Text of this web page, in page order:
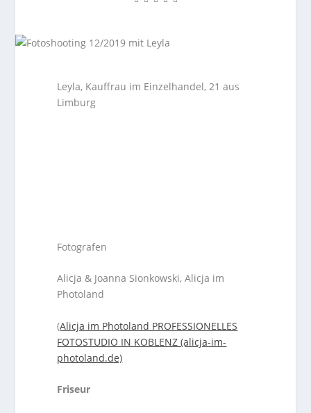
Leyla, Kauffrau im Einzelhandel, 21 aus
Limburg
Fotografen
Alicja & Joanna Sionkowski, Alicja im
Photoland
(Alicja im Photoland PROFESSIONELLES
FOTOSTUDIO IN KOBLENZ (alicja-im-
photoland.de)
Friseur